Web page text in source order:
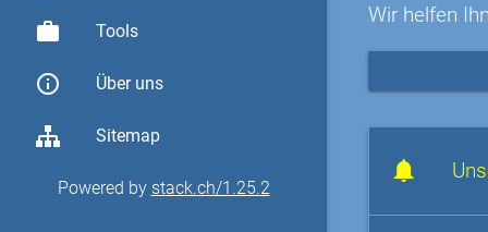
work Tools
info_outline Über uns
Sitemap
Powered by stack.ch/1.25.2
Wir helfen